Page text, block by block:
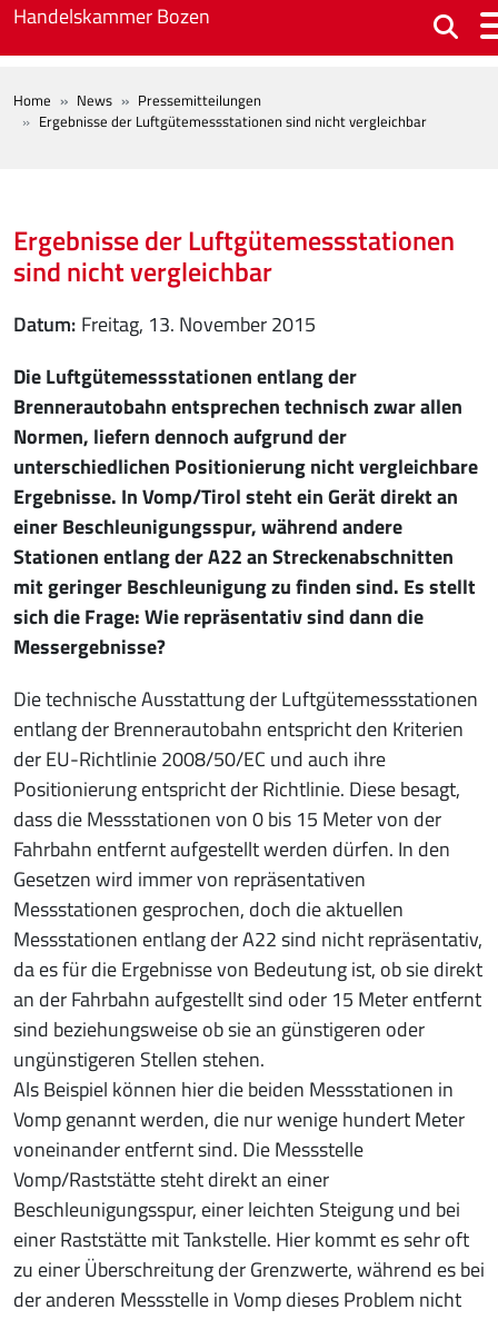
Skip to main content
Handelskammer Bozen
BREADCRUMB
Home News
Pressemitteilungen
Ergebnisse der Luftgütemessstationen sind nicht vergleichbar
Ergebnisse der Luftgütemessstationen
sind nicht vergleichbar
Datum Freitag, 13. November 2015
Die Luftgütemessstationen entlang der
Brennerautobahn entsprechen technisch zwar allen
Normen, liefern dennoch aufgrund der
unterschiedlichen Positionierung nicht vergleichbare
Ergebnisse. In Vomp/Tirol steht ein Gerät direkt an
einer Beschleunigungsspur, während andere
Stationen entlang der A22 an Streckenabschnitten
mit geringer Beschleunigung zu finden sind. Es stellt
sich die Frage: Wie repräsentativ sind dann die
Messergebnisse?
Die technische Ausstattung der Luftgütemessstationen
entlang der Brennerautobahn entspricht den Kriterien
der EU-Richtlinie 2008/50/EC und auch ihre
Positionierung entspricht der Richtlinie. Diese besagt,
dass die Messstationen von 0 bis 15 Meter von der
Fahrbahn entfernt aufgestellt werden dürfen. In den
Gesetzen wird immer von repräsentativen
Messstationen gesprochen, doch die aktuellen
Messstationen entlang der A22 sind nicht repräsentativ,
da es für die Ergebnisse von Bedeutung ist, ob sie direkt
an der Fahrbahn aufgestellt sind oder 15 Meter entfernt
sind beziehungsweise ob sie an günstigeren oder
ungünstigeren Stellen stehen.
Als Beispiel können hier die beiden Messstationen in
Vomp genannt werden, die nur wenige hundert Meter
voneinander entfernt sind. Die Messstelle
Vomp/Raststätte steht direkt an einer
Beschleunigungsspur, einer leichten Steigung und bei
einer Raststätte mit Tankstelle. Hier kommt es sehr oft
zu einer Überschreitung der Grenzwerte, während es bei
der anderen Messstelle in Vomp dieses Problem nicht